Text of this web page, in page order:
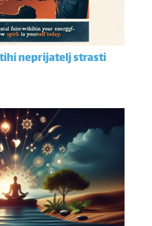
neprijatelj strasti